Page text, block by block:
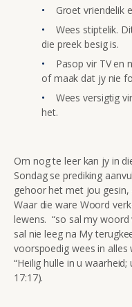
Groet vriendelik
Wees stiptelik.
die preek besig is.
Pasop vir TV en
of maak dat jy nie
Wees versigtig
het.
Om nog te leer kan jy in
Sondag se prediking
gehoor het met jou gesin,
Waar die ware Woord
lewens. “so sal my
sal nie leeg na My
voorspoedig wees in alles
“Heilig hulle in u
17:17).